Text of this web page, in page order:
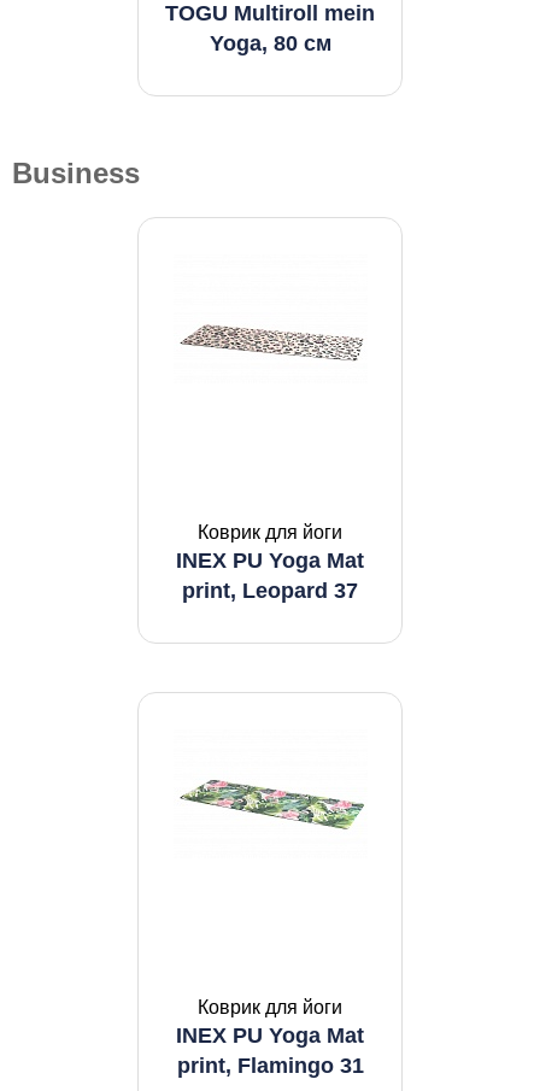
TOGU Multiroll mein
Yoga, 80 см
Business
Коврик для йоги
INEX PU Yoga Mat
print, Leopard 37
Коврик для йоги
INEX PU Yoga Mat
print, Flamingo 31